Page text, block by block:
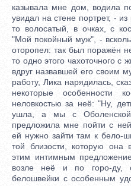
казывала мне дом, водила
увидал на стене портрет, -
то волосатый, в очках, с
"Мой покойный муж", -
оторопел: так был поражён
то одно этого чахоточного с
вдруг назвавшей его своим
работу, Лика нарядилась,
некоторые особенности
неловкостью за неё: "Ну,
ушла, а мы с
предложила мне пойти с
ей нужно зайти там к бело-
той близости, которую она
этим интимным
возле неё и по горо-ду,
белошвейки с особенным